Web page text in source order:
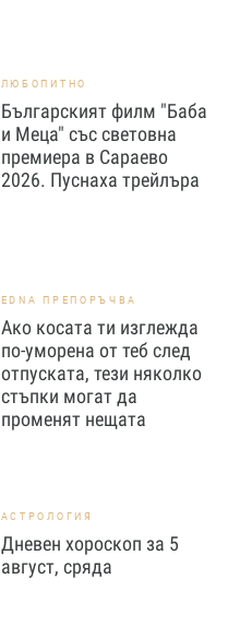
ЛЮБОПИТНО
Българският филм "Баба
и Меца" със световна
премиера в Сараево
2026. Пуснаха трейлъра
EDNA ПРЕПОРЪЧВА
Ако косата ти изглежда
по-уморена от теб след
отпуската, тези няколко
стъпки могат да
променят нещата
АСТРОЛОГИЯ
Дневен хороскоп за 5
август, сряда